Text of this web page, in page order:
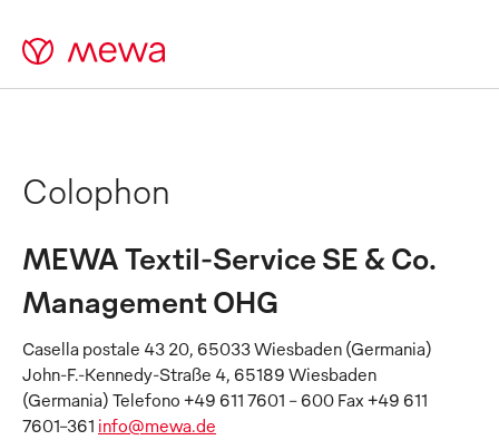
Colophon
MEWA Textil-Service SE & Co.
Management OHG
Casella postale 43 20, 65033 Wiesbaden (Germania)
John-F.-Kennedy-Straße 4, 65189 Wiesbaden
(Germania) Telefono +49 611 7601 - 600 Fax +49 611
7601-361 info@mewa.de